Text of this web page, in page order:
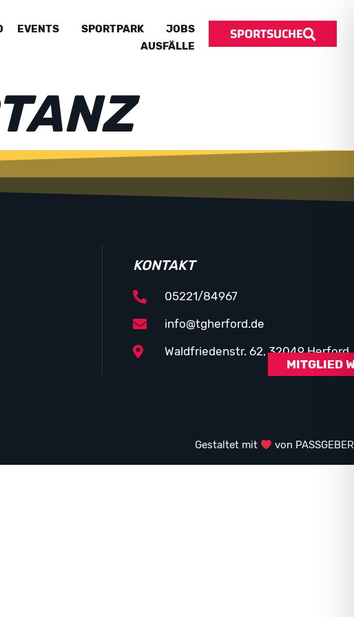
EVENTS SPORTPARK
JOBS
AUSFÄLLE
SPORTSUCHE
KONTAKT
05221/84967
info@tgherford.de
Waldfriedenstr. 62, 32049 Herford
Gestaltet mit von PASSGEBER
MITGLIED